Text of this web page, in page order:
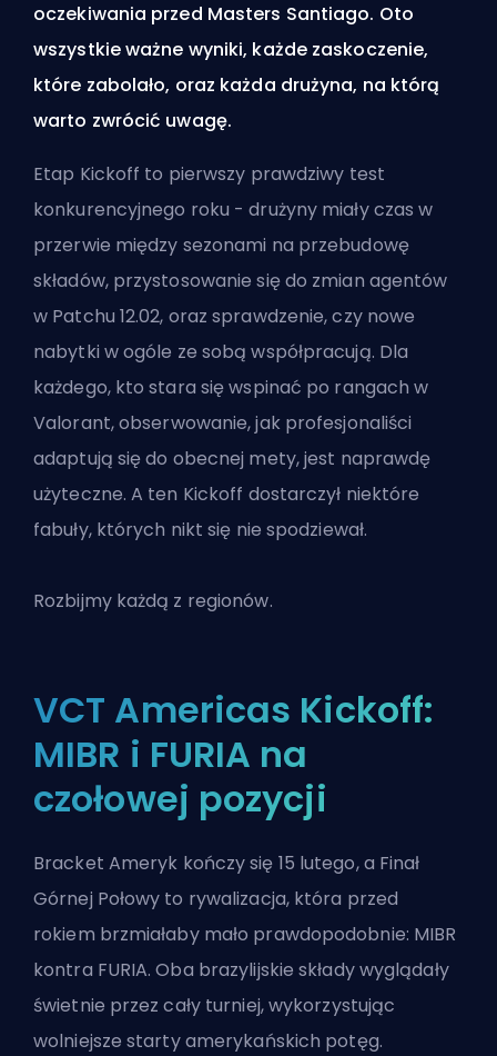
oczekiwania przed Masters Santiago. Oto
wszystkie ważne wyniki, każde zaskoczenie,
które zabolało, oraz każda drużyna, na którą
warto zwrócić uwagę.
Etap Kickoff to pierwszy prawdziwy test
konkurencyjnego roku - drużyny miały czas w
przerwie między sezonami na przebudowę
składów, przystosowanie się do zmian agentów
w Patchu 12.02, oraz sprawdzenie, czy nowe
nabytki w ogóle ze sobą współpracują. Dla
każdego, kto stara sięwspinać po rangach w
Valorant, obserwowanie, jak profesjonaliści
adaptują się do obecnej mety, jest naprawdę
użyteczne. A ten Kickoff dostarczył niektóre
fabuły, których nikt się nie spodziewał.
Rozbijmy każdą z regionów.
VCT Americas Kickoff:
MIBR i FURIA na
czołowej pozycji
Bracket Ameryk kończy się 15 lutego, a Finał
Górnej Połowy to rywalizacja, która przed
rokiem brzmiałaby mało prawdopodobnie: MIBR
kontra FURIA. Oba brazylijskie składy wyglądały
świetnie przez cały turniej, wykorzystując
wolniejsze starty amerykańskich potęg.